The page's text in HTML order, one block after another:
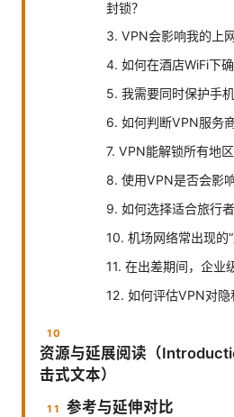
封锁？
3. VPN会影响我的上
4. 如何在酒店WiFi下确
5. 我需要同时保护手
6. 如何判断VPN服务商
7. VPN能解锁所有地区
8. 使用VPN是否会影
9. 如何选择适合旅行
10. 机场网络常出现的“
11. 在出差期间，企业
12. 如何评估VPN对隐
资源与延展阅读（
击式文本）
参考与延伸对比